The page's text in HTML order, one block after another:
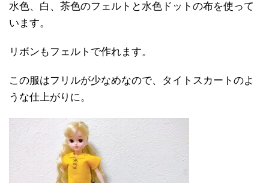
水色、白、茶色のフェルトと水色ドットの布を使って
います。
リボンもフェルトで作れます。
この服はフリルが少なめなので、タイトスカートのよ
うな仕上がりに。